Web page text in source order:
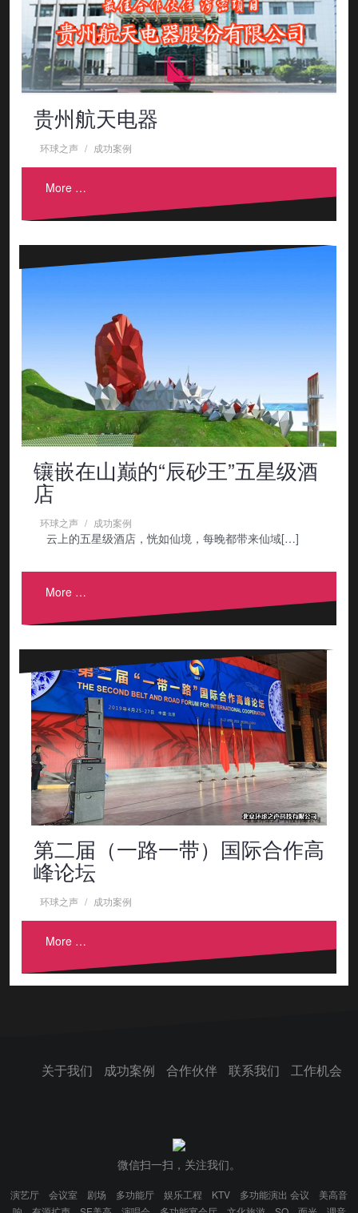
贵州航天电器
环球之声 成功案例
More …
镶嵌在山巅的“辰砂王”五星级酒
店
环球之声 成功案例
云上的五星级酒店，恍如仙境，每晚都带来仙域[…]
More …
第二届（一路一带）国际合作高
峰论坛
环球之声 成功案例
More …
关于我们 成功案例 合作伙伴 联系我们 工作机会
微信扫一扫，关注我们。
演艺厅 会议室 剧场 多功能厅 娱乐工程 KTV 多功能演出 会议
美高音